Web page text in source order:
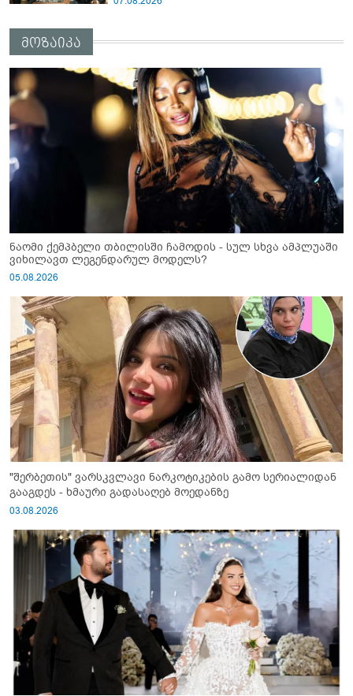
მოზაიკა
ნაომი ქემპბელი თბილისში ჩამოდის - სულ სხვა ამპლუაში
ვიხილავთ ლეგენდარულ მოდელს?
05.08.2026
"შერბეთის" ვარსკვლავი ნარკოტიკების გამო სერიალიდან
გააგდეს - ხმაური გადასაღებ მოედანზე
03.08.2026